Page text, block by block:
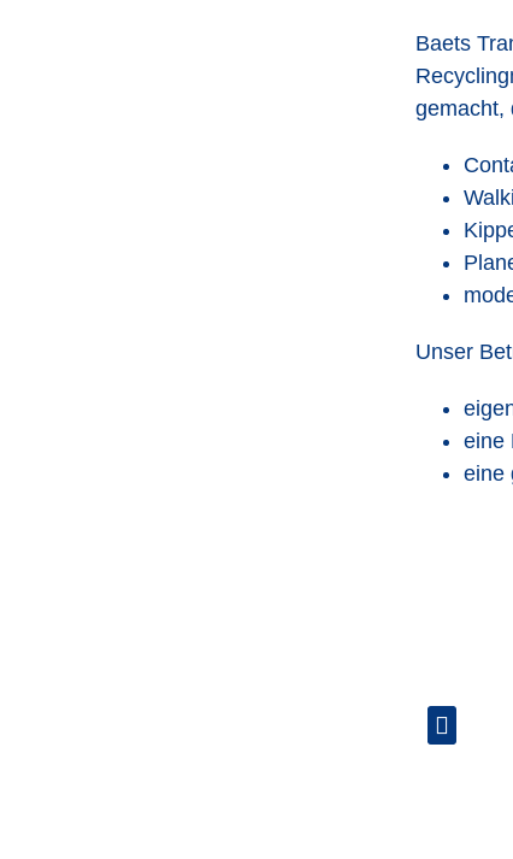
Baets
gemacht,
Unser
eine
eine